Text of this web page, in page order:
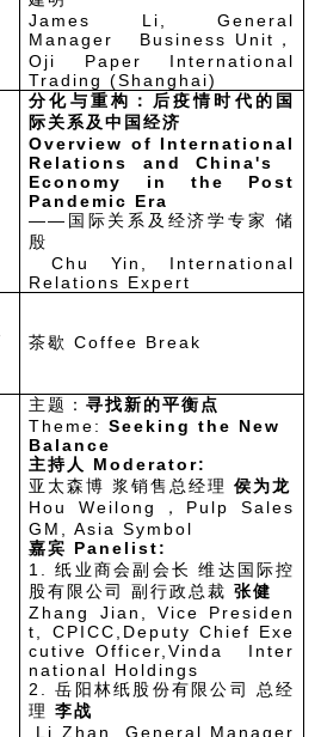
James Li, General
Manager Business Unit，
Oji Paper International
Trading (Shanghai)
分化与重构：后疫情时代的国
际关系及中国经济
Overview of International
Relations and China's
Economy in the Post
Pandemic Era
——国际关系及经济学专家 储
殷
Chu Yin, International
Relations Expert
茶歇 Coffee Break
主题：寻找新的平衡点
Theme: Seeking the New
Balance
主持人 Moderator:
亚太森博 浆销售总经理 侯为龙
Hou Weilong，Pulp Sales
GM, Asia Symbol
嘉宾 Panelist:
1. 纸业商会副会长 维达国际控
股有限公司 副行政总裁张健
Zhang Jian, Vice Presiden
t, CPICC,Deputy Chief Exe
cutive Officer,Vinda Inter
national Holdings
2. 岳阳林纸股份有限公司 总经
理李战
Li Zhan, General Manager